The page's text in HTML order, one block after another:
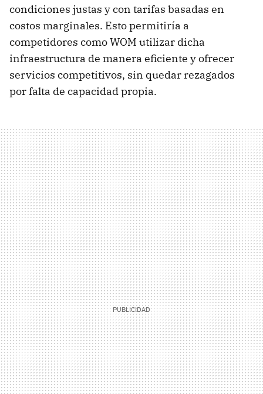
condiciones justas y con tarifas basadas en
costos marginales. Esto permitiría a
competidores como WOM utilizar dicha
infraestructura de manera eficiente y ofrecer
servicios competitivos, sin quedar rezagados
por falta de capacidad propia.